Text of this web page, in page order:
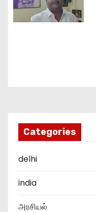
Categories
delhi
india
அரசியல்